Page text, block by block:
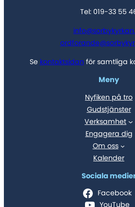
Tel: 019-33 55
Se kontaktsidan för samtliga
Meny
Nyfiken på tro
Gudstjänster
Verksamhet
Engagera dig
Om oss
Kalender
Sociala
Facebook
YouTube